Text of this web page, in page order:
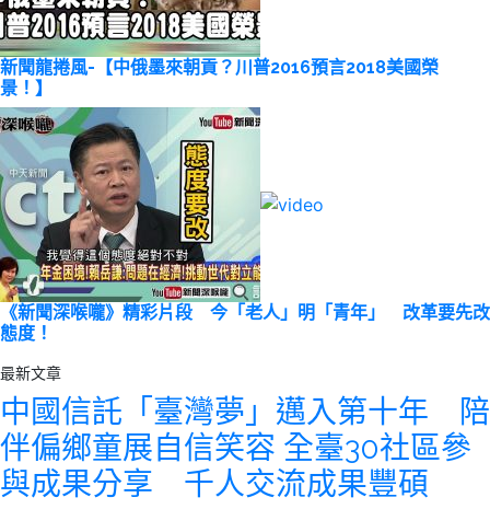
新聞龍捲風-【中俄墨來朝貢？川普2016預言2018美國榮
景！】
《新聞深喉嚨》精彩片段 今「老人」明「青年」 改革要先改
態度！
最新文章
中國信託「臺灣夢」邁入第十年 陪
伴偏鄉童展自信笑容 全臺30社區參
與成果分享 千人交流成果豐碩